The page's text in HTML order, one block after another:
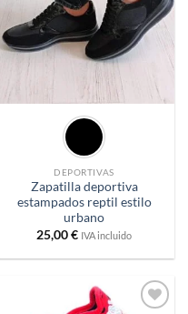
DEPORTIVAS
Zapatilla deportiva
estampados reptil estilo
urbano
25,00€ IVA incluido